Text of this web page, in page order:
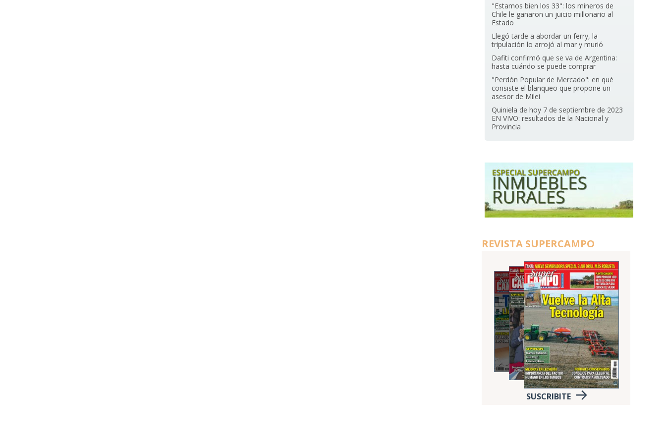
"Estamos bien los 33": los mineros de
Chile le ganaron un juicio millonario al
Estado
Llegó tarde a abordar un ferry, la
tripulación lo arrojó al mar y murió
Dafiti confirmó que se va de Argentina:
hasta cuándo se puede comprar
"Perdón Popular de Mercado": en qué
consiste el blanqueo que propone un
asesor de Milei
Quiniela de hoy 7 de septiembre de 2023
EN VIVO: resultados de la Nacional y
Provincia
REVISTA SUPERCAMPO
SUSCRIBITE